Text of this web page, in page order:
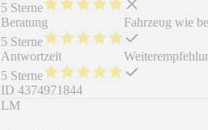
5 Sterne
Beratung
5 Sterne
Antwortzeit
5 Sterne
Fahrzeug wie
ID 4374971844
LM